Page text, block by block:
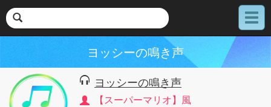
メ
ニ
ヨッシーの鳴き声
ヨッシーの鳴き声
【スーパーマリオ】風